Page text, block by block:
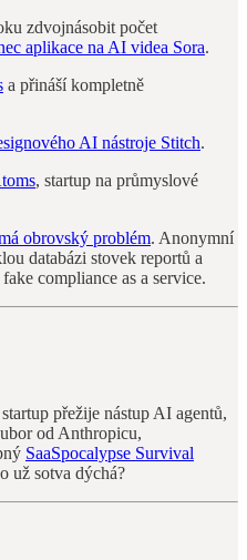
zdvojnásobit počet
aplikace na AI videa Sora.
a přináší kompletně
AI nástroje Stitch.
, startup na průmyslové
obrovský problém. Anonymní
databázi stovek reportů a
compliance as a service.
přežije nástup AI agentů,
od Anthropicu,
SaaSpocalypse Survival
už sotva dýchá?